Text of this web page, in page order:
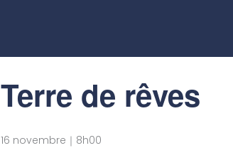
Terre de rêves
16 novembre｜8h00